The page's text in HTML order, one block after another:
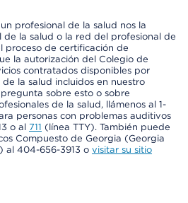
profesional de la salud nos la
de la salud o la red del profesional de
proceso de certificación de
la autorización del Colegio de
contratados disponibles por
la salud incluidos en nuestro
sobre esto o sobre
de la salud, llámenos al 1-
personas con problemas auditivos
o al 711 (línea TTY). También puede
Compuesto de Georgia (Georgia
al 404-656-3913 o visitar su sitio